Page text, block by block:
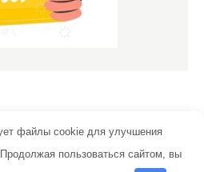
от Grace Themes
файлы cookie для улучшения
пользоваться сайтом, вы